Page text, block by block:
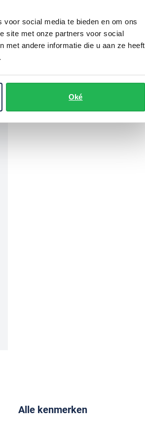
social media te bieden en om ons
site met onze partners voor social
met andere informatie die u aan ze heeft
Oké
Alle kenmerken